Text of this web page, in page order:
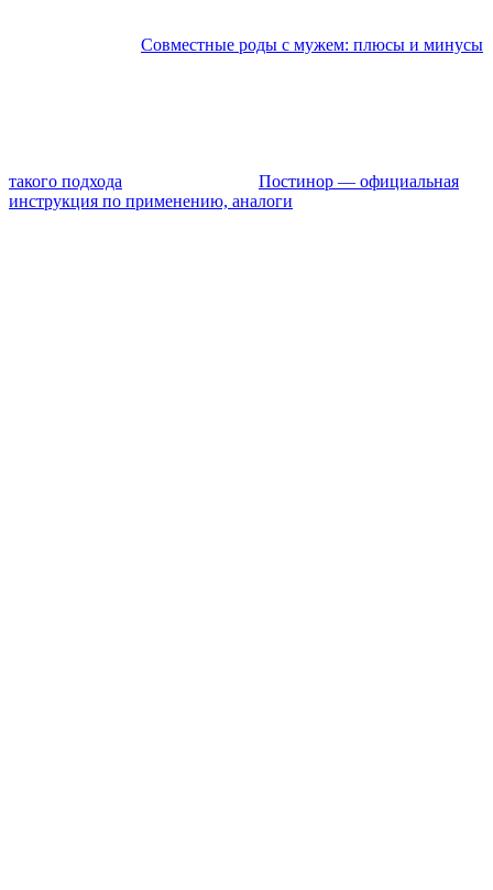
Совместные роды с мужем: плюсы и минусы
такого подхода
Постинор — официальная
инструкция по применению, аналоги